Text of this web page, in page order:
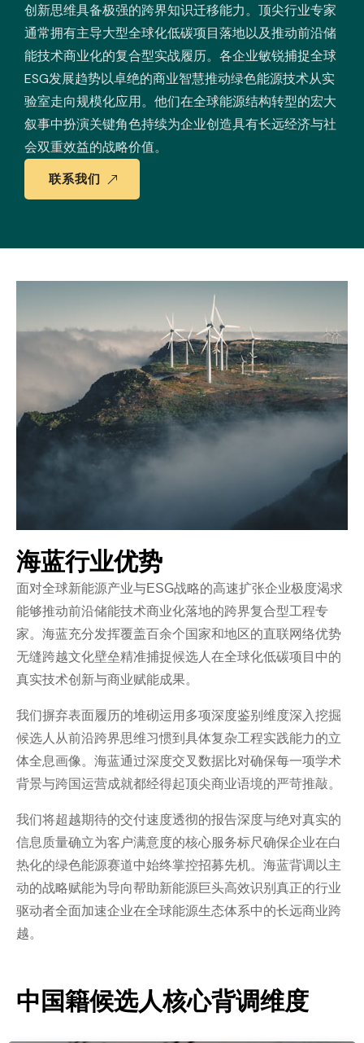
创新思维具备极强的跨界知识迁移能力。顶尖行业专家
通常拥有主导大型全球化低碳项目落地以及推动前沿储
能技术商业化的复合型实战履历。各企业敏锐捕捉全球
ESG发展趋势以卓绝的商业智慧推动绿色能源技术从实
验室走向规模化应用。他们在全球能源结构转型的宏大
叙事中扮演关键角色持续为企业创造具有长远经济与社
会双重效益的战略价值。
联系我们
海蓝行业优势
面对全球新能源产业与ESG战略的高速扩张企业极度渴求
能够推动前沿储能技术商业化落地的跨界复合型工程专
家。海蓝充分发挥覆盖百余个国家和地区的直联网络优势
无缝跨越文化壁垒精准捕捉候选人在全球化低碳项目中的
真实技术创新与商业赋能成果。
我们摒弃表面履历的堆砌运用多项深度鉴别维度深入挖掘
候选人从前沿跨界思维习惯到具体复杂工程实践能力的立
体全息画像。海蓝通过深度交叉数据比对确保每一项学术
背景与跨国运营成就都经得起顶尖商业语境的严苛推敲。
我们将超越期待的交付速度透彻的报告深度与绝对真实的
信息质量确立为客户满意度的核心服务标尺确保企业在白
热化的绿色能源赛道中始终掌控招募先机。海蓝背调以主
动的战略赋能为导向帮助新能源巨头高效识别真正的行业
驱动者全面加速企业在全球能源生态体系中的长远商业跨
越。
中国籍候选人核心背调维度